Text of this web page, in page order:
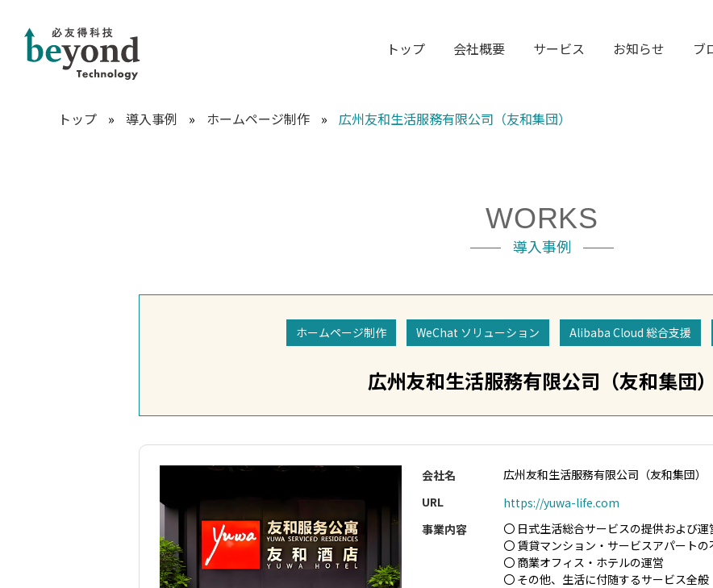
トップ 会社概要 サービス お知らせ ブ
トップ » 導入事例 » ホームページ制作 » 広州友和生活服務有限公司（友和集団）
WORKS
導入事例
ホームページ制作 WeChat ソリューション Alibaba Cloud 総合支援
広州友和生活服務有限公司（友和集団）
会社名
広州友和生活服務有限公司（友和集団）
URL
https://yuwa-life.com
事業内容
〇 日式生活総合サービスの提供および運
〇 賃貸マンション・サービスアパート
〇 商業オフィス・ホテルの運営
〇 その他、生活に付随するサービス全般